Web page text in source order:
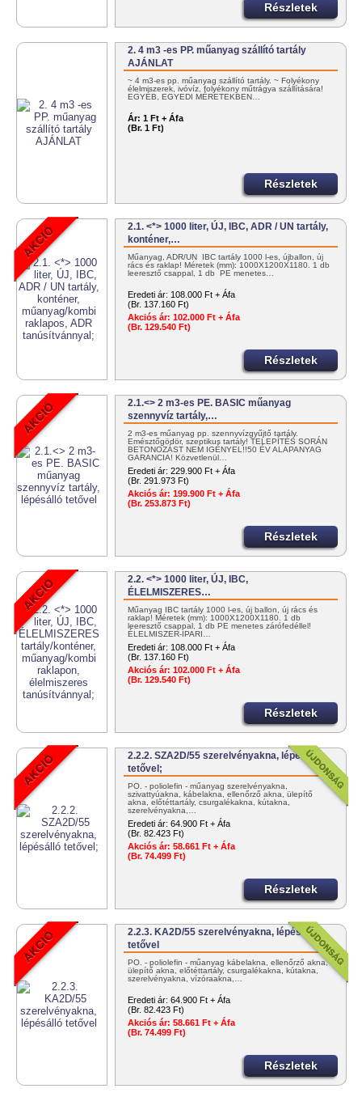
Részletek
2. 4 m3 -es PP. műanyag szállító tartály
AJÁNLAT
~ 4 m3-es pp. műanyag szállító tartály. ~ Folyékony
élelmiszerek, ivóvíz, folyékony műtrágya szállítására!
EGYÉB, EGYEDI MÉRETEKBEN…
Ár: 1 Ft + Áfa
(Br. 1 Ft)
Részletek
2.1. <*> 1000 liter, ÚJ, IBC, ADR / UN tartály,
konténer,…
Műanyag, ADR/UN IBC tartály 1000 l-es, újballon, új
rács és raklap! Méretek (mm): 1000X1200X1180. 1 db
leeresztő csappal, 1 db PE menetes…
Eredeti ár: 108.000 Ft + Áfa
(Br. 137.160 Ft)
Akciós ár: 102.000 Ft + Áfa
(Br. 129.540 Ft)
Részletek
2.1.<> 2 m3-es PE. BASIC műanyag
szennyvíz tartály,…
2 m3-es műanyag pp. szennyvízgyűjtő tartály.
Emésztőgödör, szeptikus tartály! TELEPÍTÉS SORÁN
BETONOZÁST NEM IGÉNYEL!!50 ÉV ALAPANYAG
GARANCIA! Közvetlenül…
Eredeti ár: 229.900 Ft + Áfa
(Br. 291.973 Ft)
Akciós ár: 199.900 Ft + Áfa
(Br. 253.873 Ft)
Részletek
2.2. <*> 1000 liter, ÚJ, IBC,
ÉLELMISZERES…
Műanyag IBC tartály 1000 l-es, új ballon, új rács és
raklap! Méretek (mm): 1000X1200X1180. 1 db
leeresztő csappal, 1 db PE menetes zárófedéllel!
ÉLELMISZER-IPARI…
Eredeti ár: 108.000 Ft + Áfa
(Br. 137.160 Ft)
Akciós ár: 102.000 Ft + Áfa
(Br. 129.540 Ft)
Részletek
2.2.2. SZA2D/55 szerelvényakna, lépésálló
tetővel;
PO. - poliolefin - műanyag szerelvényakna,
szivattyúakna, kábelakna, ellenőrző akna, ülepítő
akna, előtéttartály, csurgalékakna, kútakna,
szerelvényakna,…
Eredeti ár: 64.900 Ft + Áfa
(Br. 82.423 Ft)
Akciós ár: 58.661 Ft + Áfa
(Br. 74.499 Ft)
Részletek
2.2.3. KA2D/55 szerelvényakna, lépésálló
tetővel
PO. - poliolefin - műanyag kábelakna, ellenőrző akna,
ülepítő akna, előtéttartály, csurgalékakna, kútakna,
szerelvényakna, vízóraakna,…
Eredeti ár: 64.900 Ft + Áfa
(Br. 82.423 Ft)
Akciós ár: 58.661 Ft + Áfa
(Br. 74.499 Ft)
Részletek